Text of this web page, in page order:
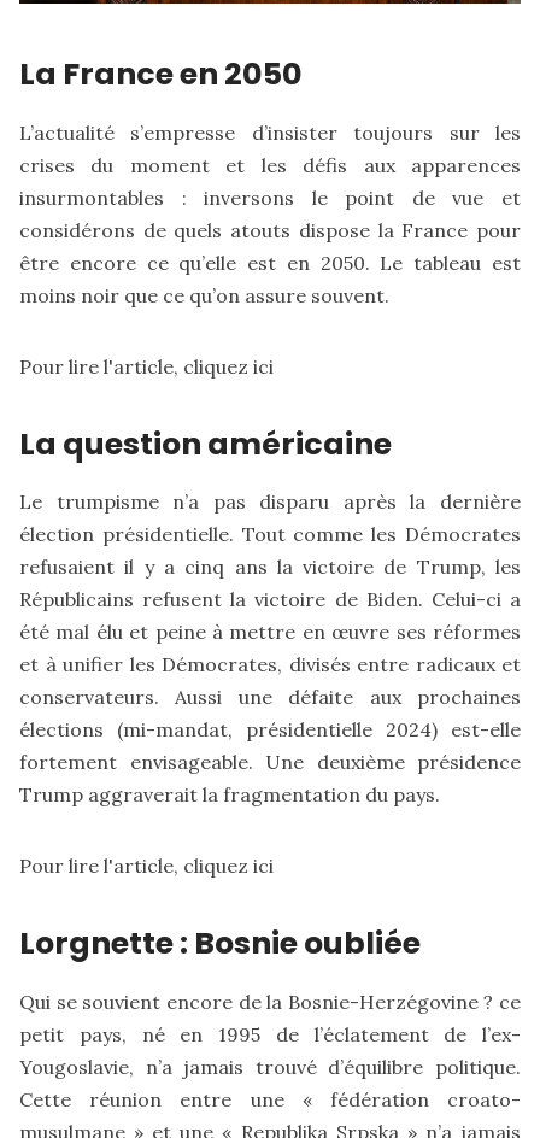
La France en 2050
L’actualité s’empresse d’insister toujours sur les
crises du moment et les défis aux apparences
insurmontables : inversons le point de vue et
considérons de quels atouts dispose la France pour
être encore ce qu’elle est en 2050. Le tableau est
moins noir que ce qu’on assure souvent.
Pour lire l'article, cliquez ici
La question américaine
Le trumpisme n’a pas disparu après la dernière
élection présidentielle. Tout comme les Démocrates
refusaient il y a cinq ans la victoire de Trump, les
Républicains refusent la victoire de Biden. Celui-ci a
été mal élu et peine à mettre en œuvre ses réformes
et à unifier les Démocrates, divisés entre radicaux et
conservateurs. Aussi une défaite aux prochaines
élections (mi-mandat, présidentielle 2024) est-elle
fortement envisageable. Une deuxième présidence
Trump aggraverait la fragmentation du pays.
Pour lire l'article, cliquez ici
Lorgnette : Bosnie oubliée
Qui se souvient encore de la Bosnie-Herzégovine ? ce
petit pays, né en 1995 de l’éclatement de l’ex-
Yougoslavie, n’a jamais trouvé d’équilibre politique.
Cette réunion entre une « fédération croato-
musulmane » et une « Republika Srpska » n’a jamais